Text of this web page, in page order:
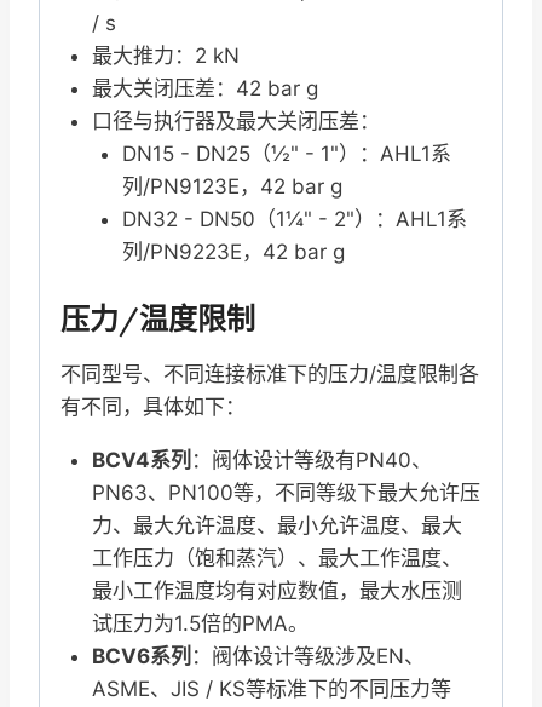
/ s
最大推力：2 kN
最大关闭压差：42 bar g
口径与执行器及最大关闭压差：
DN15 - DN25（½" - 1"）：AHL1系
列/PN9123E，42 bar g
DN32 - DN50（1¼" - 2"）：AHL1系
列/PN9223E，42 bar g
压力/温度限制
不同型号、不同连接标准下的压力/温度限制各
有不同，具体如下：
BCV4系列 ：阀体设计等级有PN40、
PN63、PN100等，不同等级下最大允许压
力、最大允许温度、最小允许温度、最大
工作压力（饱和蒸汽）、最大工作温度、
最小工作温度均有对应数值，最大水压测
试压力为1.5倍的PMA。
BCV6系列 ：阀体设计等级涉及EN、
ASME、JIS / KS等标准下的不同压力等